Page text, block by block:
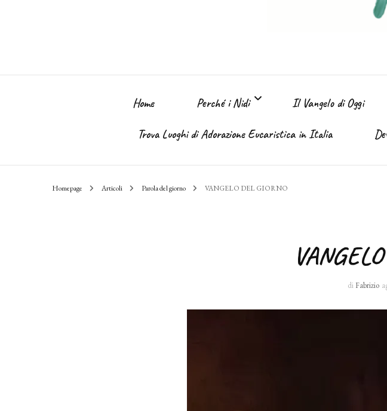
Home Perché i Nidi
Perché i Nidi dell’ Immacolata
Il Vangelo di Oggi
Trova Luoghi di Adorazione Eucaristica in Italia
Homepage Articoli Parola del giorno VANGELO DEL GIORNO
di Fabrizio